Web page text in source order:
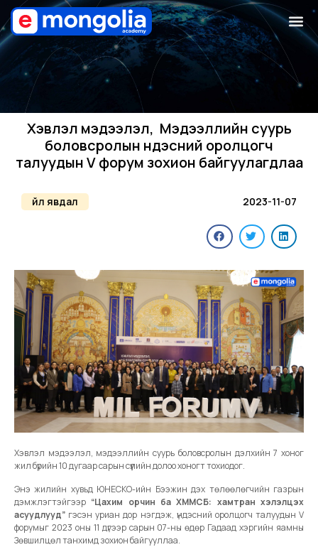
Хэвлэл мэдээлэл, Мэдээллийн суурь
боловсролын үндэсний оролцогч
талуудын V форум зохион байгуулагдлаа
Үйл явдал 2023-11-07
Хэвлэл мэдээлэл, мэдээллийн суурь боловсролын дэлхийн 7 хоног
жил бүрийн 10 дугаар сарын сүүлийн долоо хоногт тохиодог.
Энэ жилийн хувьд ЮНЕСКО-ийн Бээжин дэх төлөөлөгчийн газрын
дэмжлэгтэйгээр “Цахим орчин ба ХММСБ: хамтран хэлэлцэх
асуудлууд” гэсэн уриан дор нэгдэж, үндэсний оролцогч талуудын V
форумыг 2023 оны 11 дүгээр сарын 07-ны өдөр Гадаад хэргийн яамны
Зөвшилцөл танхимд зохион байгууллаа.